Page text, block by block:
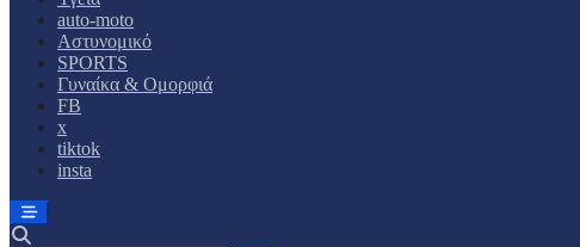
auto-moto
Αστυνομικό
SPORTS
Γυναίκα & Ομορφιά
FB
x
tiktok
insta